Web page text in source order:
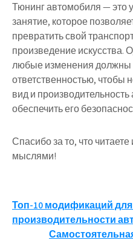
Тюнинг автомобиля — это
занятие, которое
превратить свой
произведение искусства.
любые изменения
ответственностью, чтобы
вид и
обеспечить его
Спасибо за то, что
мыслями!
Навигация
по
Топ-10 модификаций
производительности